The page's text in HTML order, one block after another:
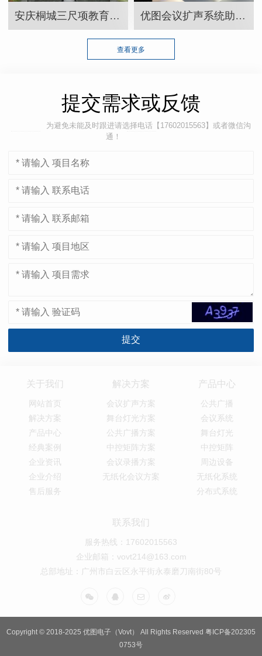
安庆桐城三尺项教育展厅 优图会议扩声系统助力上风启虹桥展厅提升沟通效果！
查看更多
提交需求或反馈
为避免未能及时跟进请选择电话【17602015563】或者微信沟
通！
关于我们
网站首页
解决方案
产品中心
经典案例
企业资讯
企业介绍
售后服务
解决方案
会议扩声方案
舞台灯光方案
公共广播方案
中控矩阵方案
会议录播方案
无纸化会议方案
产品中心
公共广播
会议系统
舞台灯光
中控矩阵
周边设备
无纸化系统
分布式系统
联系我们
服务热线：17602015563
企业邮箱：vovt214@163.com
总部地址：广州市白云区永平街永泰磨刀南街80号
Copyright © 2018-2025 优图电子（Vovt） All Rights Reserved 粤ICP备202305
0753号